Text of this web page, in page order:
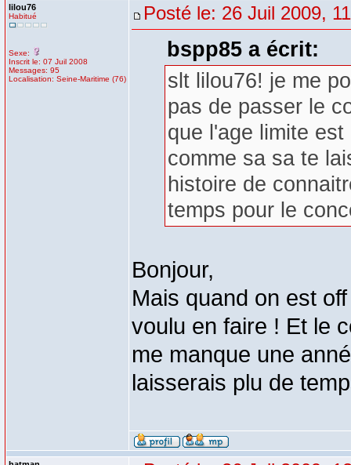
lilou76
Habitué
Sexe:
Inscrit le: 07 Juil 2008
Messages: 95
Localisation: Seine-Maritime (76)
Posté le: 26 Juil 2009,
bspp85 a écrit:
slt lilou76! je me
pas de passer le
que l'age limite
comme sa sa te
histoire de
temps pour le
Bonjour,
Mais quand on est
voulu en faire ! Et le
me manque une
laisserais plu de